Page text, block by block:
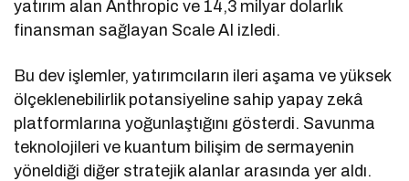
yatırım alan Anthropic ve 14,3 milyar dolarlık
finansman sağlayan Scale AI izledi.
Bu dev işlemler, yatırımcıların ileri aşama ve yüksek
ölçeklenebilirlik potansiyeline sahip yapay zekâ
platformlarına yoğunlaştığını gösterdi. Savunma
teknolojileri ve kuantum bilişim de sermayenin
yöneldiği diğer stratejik alanlar arasında yer aldı.